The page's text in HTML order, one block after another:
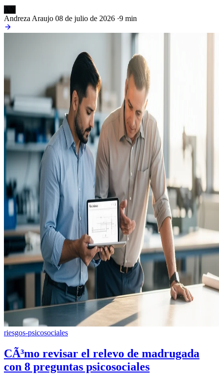
Andreza Araujo 08 de julio de 2026 ·9 min
riesgos-psicosociales
CÃ³mo revisar el relevo de madrugada
con 8 preguntas psicosociales